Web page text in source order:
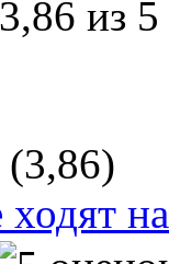
(3,86)